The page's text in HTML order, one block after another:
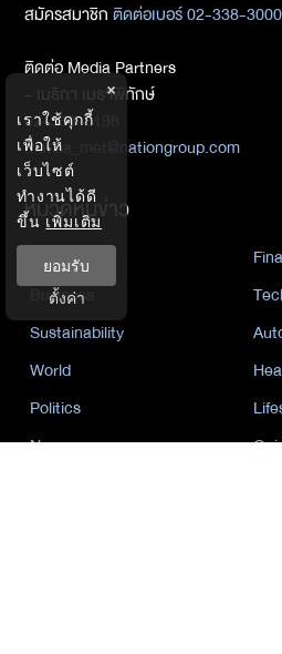
สมัครสมาชิกติดต่อเบอร์ 02-338-3000
ติดต่อ Media Partners
- เมธิกา เมธาพิทักษ์
02-338-3198
metika_met@nationgroup.com
หมวดหมู่ข่าว
Economics
Business
Sustainability
World
Politics
News
×
เราใช้คุกกี้
เพื่อให้
เว็บไซต์
ทำงานได้ดี
ขึ้นเพิ่มเติม
ยอมรับ
ตั้งค่า